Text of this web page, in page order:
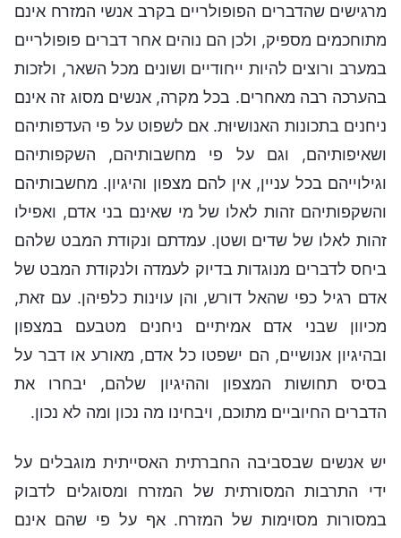
מרגישים שהדברים הפופולריים בקרב אנשי המזרח אינם
מתוחכמים מספיק, ולכן הם נוהים אחר דברים פופולריים
במערב ורוצים להיות ייחודיים ושונים מכל השאר, ולזכות
בהערכה רבה מאחרים. בכל מקרה, אנשים מסוג זה אינם
ניחנים בתכונות האנושיוּת. אם לשפוט על פי העדפותיהם
ושאיפותיהם, וגם על פי מחשבותיהם, השקפותיהם
וגילוייהם בכל עניין, אין להם מצפון והיגיון. מחשבותיהם
והשקפותיהם זהות לאלו של מי שאינם בני אדם, ואפילו
זהות לאלו של שדים ושטן. עמדתם ונקודת המבט שלהם
ביחס לדברים מנוגדות בדיוק לעמדה ולנקודת המבט של
אדם רגיל כפי שהאל דורש, והן עוינות כלפיהן. עם זאת,
מכיוון שבני אדם אמיתיים ניחנים מטבעם במצפון
ובהיגיון אנושיים, הם ישפטו כל אדם, מאורע או דבר על
בסיס תחושות המצפון וההיגיון שלהם, יבחרו את
הדברים החיוביים מתוכם, ויבחינו מה נכון ומה לא נכון.
יש אנשים שבסביבה החברתית האסייתית מוגבלים על
ידי התרבות המסורתית של המזרח ומסוגלים לדבוק
במסורות מסוימות של המזרח. אף על פי שהם אינם